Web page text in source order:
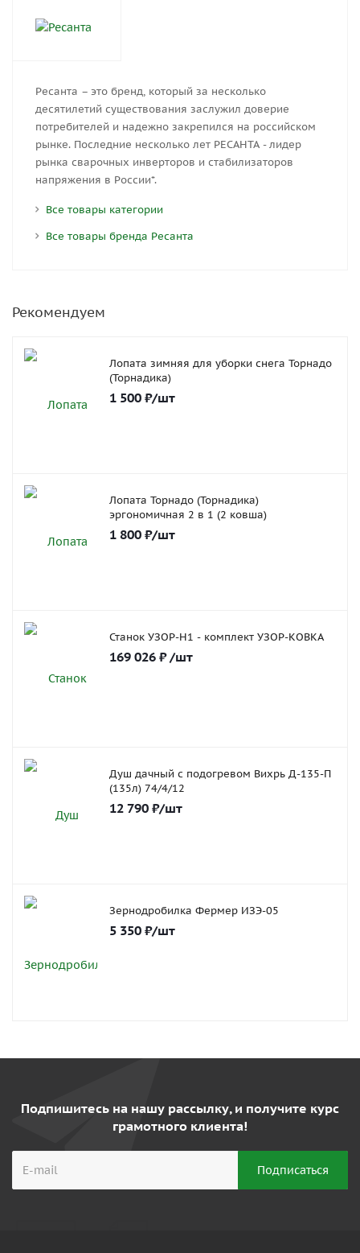
Ресанта – это бренд, который за несколько
десятилетий существования заслужил доверие
потребителей и надежно закрепился на российском
рынке. Последние несколько лет РЕСАНТА - лидер
рынка сварочных инверторов и стабилизаторов
напряжения в России*.
Все товары категории
Все товары бренда Ресанта
Рекомендуем
Лопата зимняя для уборки снега Торнадо
(Торнадика)
1 500 ₽/шт
Лопата Торнадо (Торнадика)
эргономичная 2 в 1 (2 ковша)
1 800 ₽/шт
Станок УЗОР-Н1 - комплект УЗОР-КОВКА
169 026 ₽ /шт
Душ дачный с подогревом Вихрь Д-135-П
(135л) 74/4/12
12 790 ₽/шт
Зернодробилка Фермер ИЗЭ-05
5 350 ₽/шт
Подпишитесь на нашу рассылку, и получите курс
грамотного клиента!